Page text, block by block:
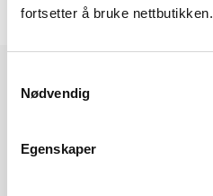
fortsetter å bruke nettbutikken.
Nødvendig
Egenskaper
Andre har også kjøpt..